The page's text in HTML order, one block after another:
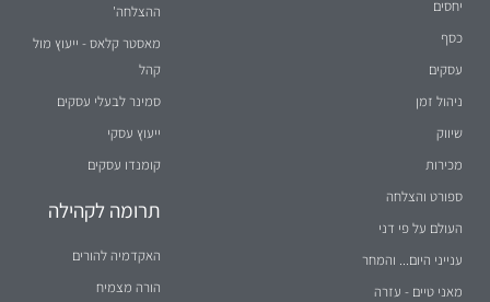
יחסים
כסף
עסקים
ניהול זמן
שיווק
מכירות
ספורט והצלחה
העולם על פי דני
ענייני היום... והמחר
מאני טיים - עזרה
ההצלחה'
מאסטר קלאס - ייעוץ מול
קהל
סמינר לבעלי עסקים
ייעוץ עסקי
קומנדו עסקים
תרומה לקהילה
האקדמיה להורים
הורה מצמיח